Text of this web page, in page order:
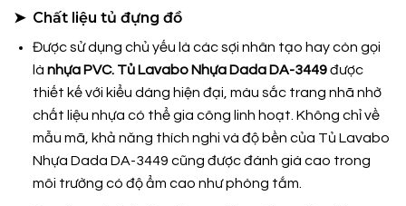
➤ Chất liệu tủ đựng đồ
Được sử dụng chủ yếu là các sợi nhân tạo hay còn gọi
là nhựa PVC. Tủ Lavabo Nhựa Dada DA-3449được
thiết kế với kiểu dáng hiện đại, màu sắc trang nhã nhờ
chất liệu nhựa có thể gia công linh hoạt. Không chỉ về
mẫu mã, khả năng thích nghi và độ bền của Tủ Lavabo
Nhựa Dada DA-3449 cũng được đánh giá cao trong
môi trường có độ ẩm cao như phòng tắm.